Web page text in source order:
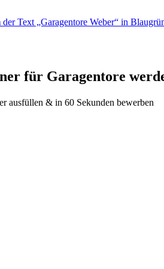
für Garagentore
ausfüllen & in 60 Sekunden bewerben